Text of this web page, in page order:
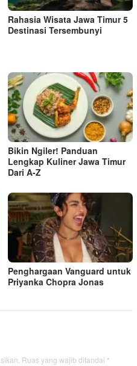
Rahasia Wisata Jawa Timur 5
Destinasi Tersembunyi
Bikin Ngiler! Panduan
Lengkap Kuliner Jawa Timur
Dari A-Z
Penghargaan Vanguard untuk
Priyanka Chopra Jonas
Ruas yang wajib ditandai *